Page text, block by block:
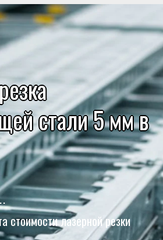
стали 5 мм в
стоимости лазерной резки